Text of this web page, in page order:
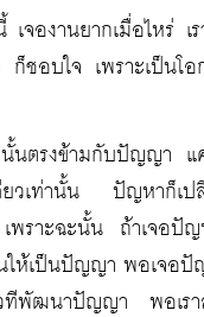
เจองานยากเมื่อไหร่ เ
ชอบใจ เพราะเป็นโอ
นตรงข้ามกับปัญญา แ
ยวเท่านั้น ปัญหาก็เป
ราะฉะนั้น ถ้าเจอปัญ
ห้เป็นปัญญา พอเจอปั
ทีพัฒนาปัญญา พอเร